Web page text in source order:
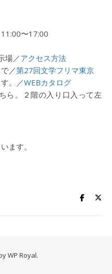
〜17:00
場／アクセス方法
／第27回文学フリマ東京
。／WEBカタログ
ら。２階の入り口入って左
ます。
WP Royal.